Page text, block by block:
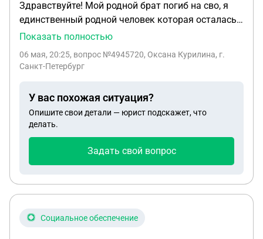
Здравствуйте! Мой родной брат погиб на сво, я
единственный родной человек которая осталась
все умерли, но у него есть жена, детей нет, есть
какие либо выплаты и долю в квартире ?
Показать полностью
06 мая, 20:25, вопрос №4945720, Оксана Курилина, г.
Санкт-Петербург
У вас похожая ситуация?
Опишите свои детали — юрист подскажет, что
делать.
Задать свой вопрос
Социальное обеспечение